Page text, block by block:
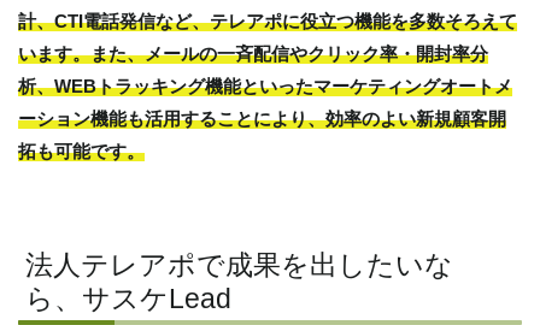
計、CTI電話発信など、テレアポに役立つ機能を多数そろえて
います。また、メールの一斉配信やクリック率・開封率分
析、WEBトラッキング機能といったマーケティングオートメ
ーション機能も活用することにより、効率のよい新規顧客開
拓も可能です。
法人テレアポで成果を出したいな
ら、サスケLead